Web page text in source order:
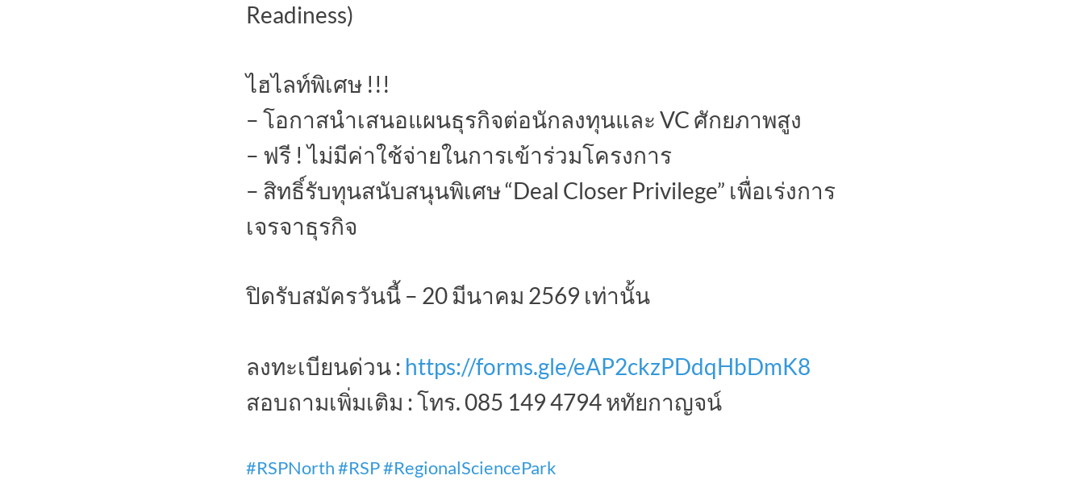
Readiness)
ไฮไลท์พิเศษ !!!
– โอกาสนำเสนอแผนธุรกิจต่อนักลงทุนและ VC ศักยภาพสูง
– ฟรี ! ไม่มีค่าใช้จ่ายในการเข้าร่วมโครงการ
– สิทธิ์รับทุนสนับสนุนพิเศษ “Deal Closer Privilege” เพื่อเร่งการ
เจรจาธุรกิจ
ปิดรับสมัครวันนี้ – 20 มีนาคม 2569 เท่านั้น
ลงทะเบียนด่วน : https://forms.gle/eAP2ckzPDdqHbDmK8
สอบถามเพิ่มเติม : โทร. 085 149 4794 หทัยกาญจน์
#RSPNorth#RSP#RegionalSciencePark